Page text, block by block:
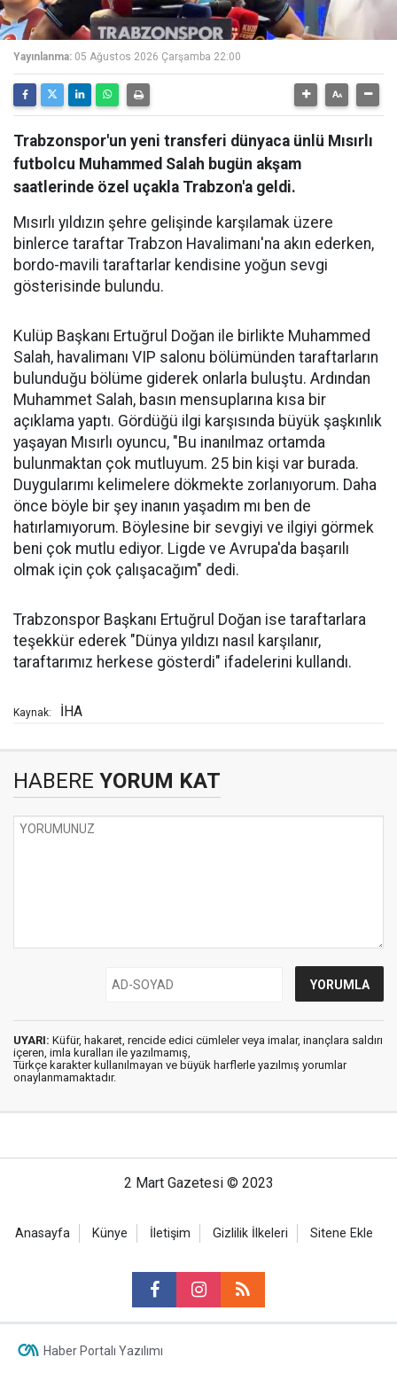
Yayınlanma: 05 Ağustos 2026 Çarşamba 22:00
Trabzonspor'un yeni transferi dünyaca ünlü Mısırlı
futbolcu Muhammed Salah bugün akşam
saatlerinde özel uçakla Trabzon'a geldi.
Mısırlı yıldızın şehre gelişinde karşılamak üzere
binlerce taraftar Trabzon Havalimanı'na akın ederken,
bordo-mavili taraftarlar kendisine yoğun sevgi
gösterisinde bulundu.
Kulüp Başkanı Ertuğrul Doğan ile birlikte Muhammed
Salah, havalimanı VIP salonu bölümünden taraftarların
bulunduğu bölüme giderek onlarla buluştu. Ardından
Muhammet Salah, basın mensuplarına kısa bir
açıklama yaptı. Gördüğü ilgi karşısında büyük şaşkınlık
yaşayan Mısırlı oyuncu, "Bu inanılmaz ortamda
bulunmaktan çok mutluyum. 25 bin kişi var burada.
Duygularımı kelimelere dökmekte zorlanıyorum. Daha
önce böyle bir şey inanın yaşadım mı ben de
hatırlamıyorum. Böylesine bir sevgiyi ve ilgiyi görmek
beni çok mutlu ediyor. Ligde ve Avrupa'da başarılı
olmak için çok çalışacağım" dedi.
Trabzonspor Başkanı Ertuğrul Doğan ise taraftarlara
teşekkür ederek "Dünya yıldızı nasıl karşılanır,
taraftarımız herkese gösterdi" ifadelerini kullandı.
Kaynak: İHA
HABERE YORUM KAT
UYARI: Küfür, hakaret, rencide edici cümleler veya imalar, inançlara saldırı
içeren, imla kuralları ile yazılmamış,
Türkçe karakter kullanılmayan ve büyük harflerle yazılmış yorumlar
onaylanmamaktadır.
2 Mart Gazetesi © 2023
Anasayfa Künye İletişim Gizlilik İlkeleri Sitene Ekle
Haber Portalı Yazılımı